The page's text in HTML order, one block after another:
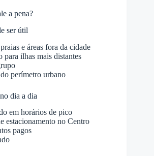
a pena?
ser útil
e áreas fora da cidade
para ilhas mais distantes
perímetro urbano
dia a dia
em horários de pico
estacionamento no Centro
pagos